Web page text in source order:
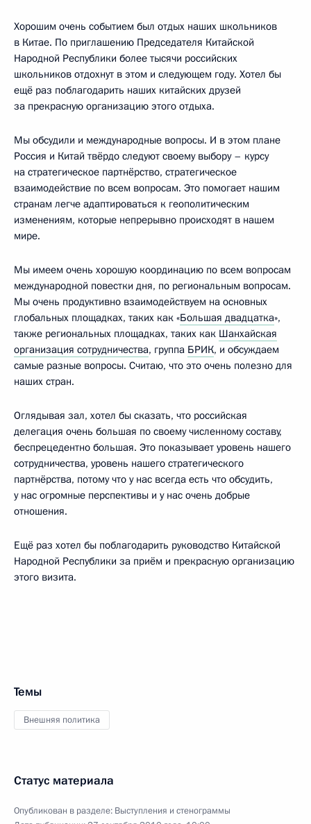
Хорошим очень событием был отдых наших школьников
в Китае. По приглашению Председателя Китайской
Народной Республики более тысячи российских
школьников отдохнут в этом и следующем году. Хотел бы
ещё раз поблагодарить наших китайских друзей
за прекрасную организацию этого отдыха.
Мы обсудили и международные вопросы. И в этом плане
Россия и Китай твёрдо следуют своему выбору – курсу
на стратегическое партнёрство, стратегическое
взаимодействие по всем вопросам. Это помогает нашим
странам легче адаптироваться к геополитическим
изменениям, которые непрерывно происходят в нашем
мире.
Мы имеем очень хорошую координацию по всем вопросам
международной повестки дня, по региональным вопросам.
Мы очень продуктивно взаимодействуем на основных
глобальных площадках, таких как «Большая двадцатка»,
также региональных площадках, таких как Шанхайская
организация сотрудничества, группа БРИК, и обсуждаем
самые разные вопросы. Считаю, что это очень полезно для
наших стран.
Оглядывая зал, хотел бы сказать, что российская
делегация очень большая по своему численному составу,
беспрецедентно большая. Это показывает уровень нашего
сотрудничества, уровень нашего стратегического
партнёрства, потому что у нас всегда есть что обсудить,
у нас огромные перспективы и у нас очень добрые
отношения.
Ещё раз хотел бы поблагодарить руководство Китайской
Народной Республики за приём и прекрасную организацию
этого визита.
Темы
Внешняя политика
Статус материала
Опубликован в разделе: Выступления и стенограммы